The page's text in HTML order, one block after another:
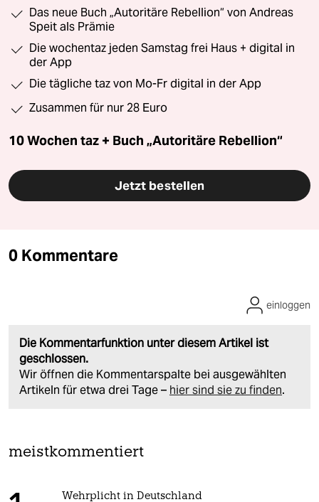
Das neue Buch „Autoritäre Rebellion“ von Andreas
Speit als Prämie
Die wochentaz jeden Samstag frei Haus + digital in
der App
Die tägliche taz von Mo-Fr digital in der App
Zusammen für nur 28 Euro
10 Wochen taz + Buch „Autoritäre Rebellion“
Jetzt bestellen
0 Kommentare
Die Kommentarfunktion unter diesem Artikel ist
geschlossen.
Wir öffnen die Kommentarspalte bei ausgewählten
Artikeln für etwa drei Tage – hier sind sie zu finden.
einloggen
meistkommentiert
Wehrplicht in Deutschland